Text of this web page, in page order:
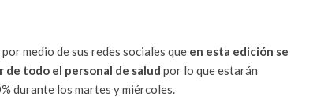
medio de sus redes sociales que en esta edición se
todo el personal de salud por lo que estarán
durante los martes y miércoles.